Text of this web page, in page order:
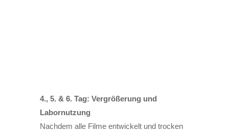
4., 5. & 6. Tag: Vergrößerung und
Labornutzung
Nachdem alle Filme entwickelt und trocken